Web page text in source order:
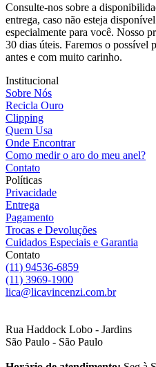
Consulte-nos sobre a
entrega, caso não esteja
especialmente para você. Nosso
30 dias úteis. Faremos o possível
antes e com muito carinho.
Institucional
Sobre Nós
Recicla Ouro
Clipping
Quem Usa
Onde Encontrar
Como medir o aro do meu anel?
Contato
Políticas
Privacidade
Entrega
Pagamento
Trocas e Devoluções
Cuidados Especiais e Garantia
Contato
(11) 94536-6859
(11) 3969-1900
lica@licavincenzi.com.br
Rua Haddock Lobo - Jardins
São Paulo - São Paulo